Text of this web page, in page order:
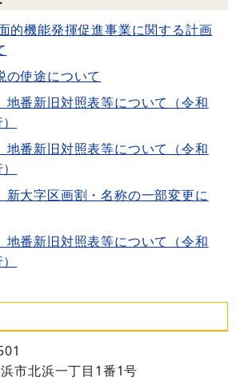
的機能発揮促進事業に関する計画
の使途について
番新旧対照表等について（令和
番新旧対照表等について（令和
大字区画割・名称の一部変更に
番新旧対照表等について（令和
市北浜一丁目1番1号